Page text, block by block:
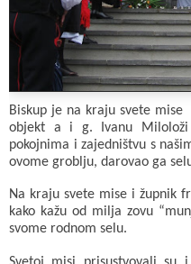
Biskup je na kraju svete
objekt a i g. Ivanu
pokojnima i zajedništvu s
ovome groblju, darovao ga
Na kraju svete mise i župnik
kako kažu od milja zovu
svome rodnom selu.